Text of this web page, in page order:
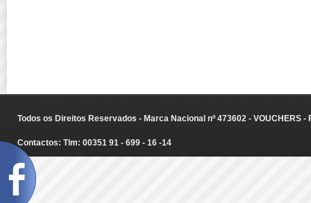
Todos os Direitos Reservados - Marca Nacional nº 473602 - VOUCHERS
Contactos: Tlm: 00351 91 - 699 - 16 -14